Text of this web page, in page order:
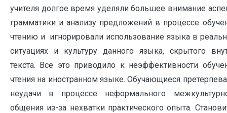
учителя долгое время уделяли большее внимание
грамматики и анализу предложений в процессе
чтению и игнорировали использование языка в
ситуациях и культуру данного языка, скрытого
текста. Все это приводило к неэффективности
чтения на иностранном языке. Обучающиеся
неудачи в процессе неформального
общения из-за нехватки практического опыта.